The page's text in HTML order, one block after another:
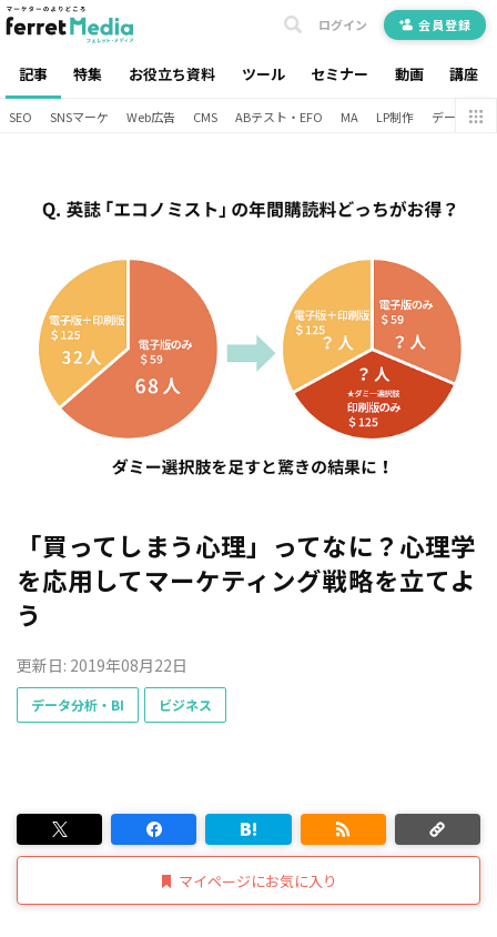
記事 特集 お役立ち資料 ツール セミナー 動画 講座
ログイン 会員登録
SEO SNSマーケ Web広告 CMS ABテスト・EFO MA LP制作 データ分析
「買ってしまう心理」ってなに？心理学
を応用してマーケティング戦略を立てよ
う
更新日: 2019年08月22日
データ分析・BI ビジネス
マイページにお気に入り